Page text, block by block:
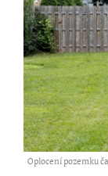
Oplocení pozemku